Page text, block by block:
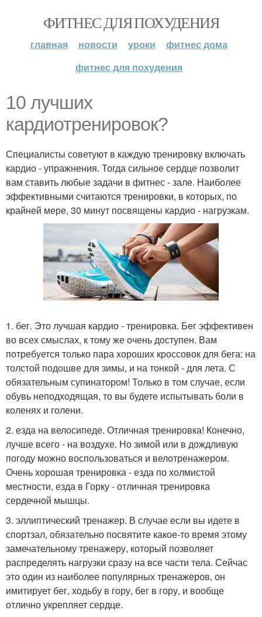
ФИТНЕС ДЛЯ ПОХУДЕНИЯ
главная новости уроки
фитнес дома
фитнес для похудения
10 лучших
кардиотренировок?
Специалисты советуют в каждую тренировку включать
кардио - упражнения. Тогда сильное сердце позволит
вам ставить любые задачи в фитнес - зале. Наиболее
эффективными считаются тренировки, в которых, по
крайней мере, 30 минут посвящены кардио - нагрузкам.
1. бег. Это лучшая кардио - тренировка. Бег эффективен
во всех смыслах, к тому же очень доступен. Вам
потребуется только пара хороших кроссовок для бега: на
толстой подошве для зимы, и на тонкой - для лета. С
обязательным супинатором! Только в том случае, если
обувь неподходящая, то вы будете испытывать боли в
коленях и голени.
2. езда на велосипеде. Отличная тренировка! Конечно,
лучше всего - на воздухе. Но зимой или в дождливую
погоду можно воспользоваться и велотренажером.
Очень хорошая тренировка - езда по холмистой
местности, езда в Горку - отличная тренировка
сердечной мышцы.
3. эллиптический тренажер. В случае если вы идете в
спортзал, обязательно посвятите какое-то время этому
замечательному тренажеру, который позволяет
распределять нагрузки сразу на все части тела. Сейчас
это один из наиболее популярных тренажеров, он
имитирует бег, ходьбу в гору, бег в гору, и вообще
отлично укрепляет сердце.